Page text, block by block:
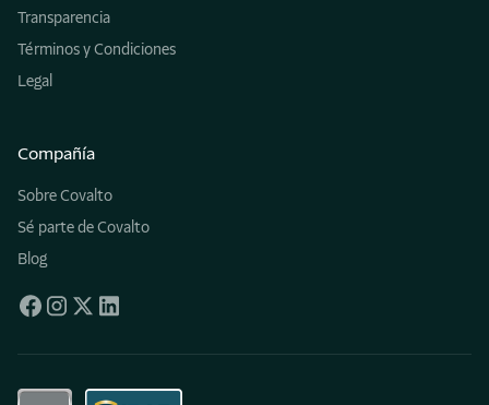
Transparencia
Términos y Condiciones
Legal
Compañía
Sobre Covalto
Sé parte de Covalto
Blog